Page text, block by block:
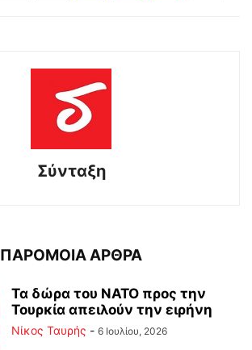
Σύνταξη
ΠΑΡΟΜΟΙΑ ΑΡΘΡΑ
Τα δώρα του ΝΑΤΟ προς την
Τουρκία απειλούν την ειρήνη
Νίκος Ταυρής - 6 Ιουλίου, 2026